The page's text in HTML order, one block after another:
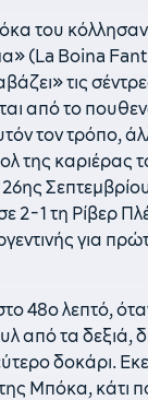
του
(La Boina
τις
από το
τον τρόπο,
της καριέρας
2-1 τη Ρίβερ
για
48ο λεπτό,
από τα δεξιά,
δοκάρι.
Μπόκα, κάτι